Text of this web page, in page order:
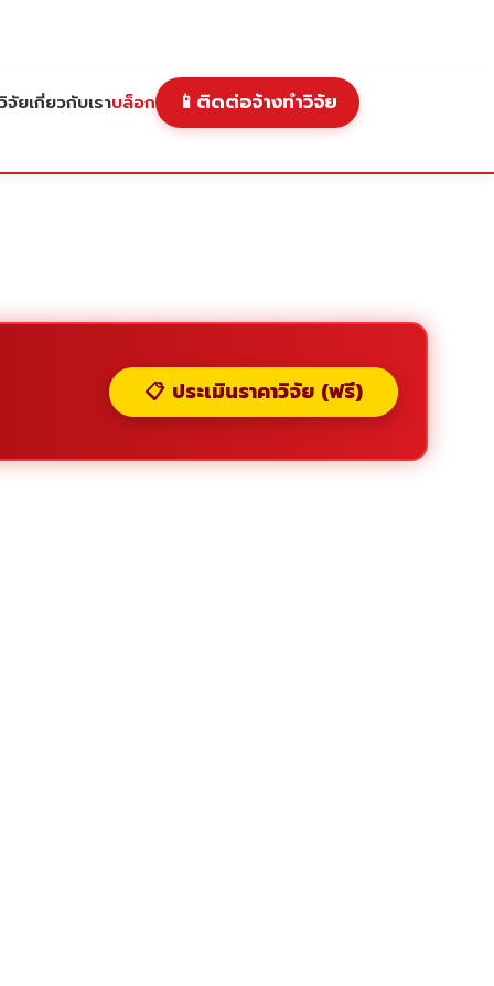
จัยเกี่ยวกับเราบล็อก 📱 ติดต่อจ้างทำวิจัย
📋 ประเมินราคาวิจัย (ฟรี)